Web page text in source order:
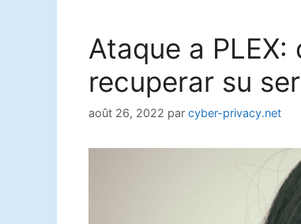
Ataque a
recuperar su
août 26, 2022 par cyber-privacy.net